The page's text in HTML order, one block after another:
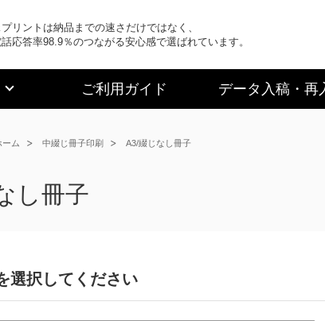
プリントは納品までの速さだけではなく、
話応答率98.9％のつながる安心感で選ばれています。
ご利用ガイド データ入稿 ・再
ーム 中綴じ冊子印刷 A3/綴じなし冊子
し冊子
選択してください